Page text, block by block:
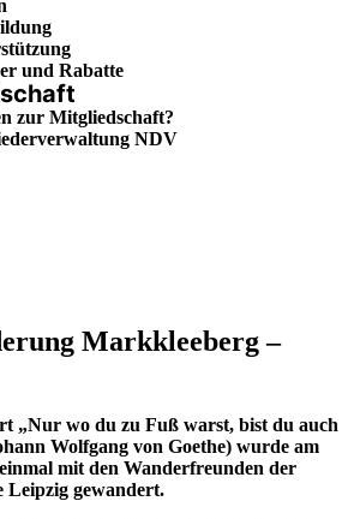
und Rabatte
zur Mitgliedschaft?
NDV
Markkleeberg –
„Nur wo du zu Fuß warst, bist du auch
Wolfgang von Goethe) wurde am
mit den Wanderfreunden der
Leipzig gewandert.